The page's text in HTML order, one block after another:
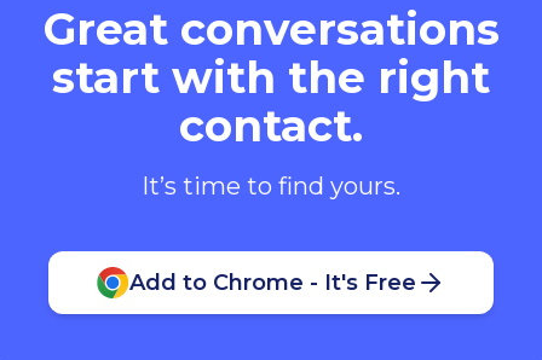
Great conversations
start with the right
contact.
It’s time to find yours.
Add to Chrome - It's Free